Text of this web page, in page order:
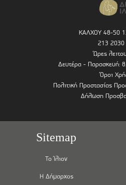
ΚΑΛΧΟΥ 48-50
213
Ώρες
Δευτέρα - Παρασκευή:
Όροι
Πολιτική Προστασίας
Δήλωση
Sitemap
Το Ίλιον
Η Δήμαρχος